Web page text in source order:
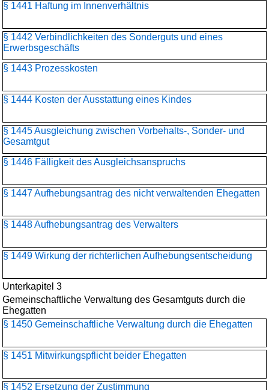
§ 1441 Haftung im Innenverhältnis
§ 1442 Verbindlichkeiten des Sonderguts und eines
Erwerbsgeschäfts
§ 1443 Prozesskosten
§ 1444 Kosten der Ausstattung eines Kindes
§ 1445 Ausgleichung zwischen Vorbehalts-, Sonder- und
Gesamtgut
§ 1446 Fälligkeit des Ausgleichsanspruchs
§ 1447 Aufhebungsantrag des nicht verwaltenden Ehegatten
§ 1448 Aufhebungsantrag des Verwalters
§ 1449 Wirkung der richterlichen Aufhebungsentscheidung
Unterkapitel 3
Gemeinschaftliche Verwaltung des Gesamtguts durch die
Ehegatten
§ 1450 Gemeinschaftliche Verwaltung durch die Ehegatten
§ 1451 Mitwirkungspflicht beider Ehegatten
§ 1452 Ersetzung der Zustimmung